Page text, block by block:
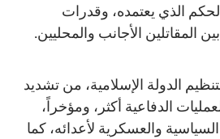
الذي يعتمده، وقدرات
الأجانب والمحليين.
الدولة الإسلامية، من تشديد
الدفاعية أكثر، ومؤخراً،
والعسكرية لأعدائه، كما